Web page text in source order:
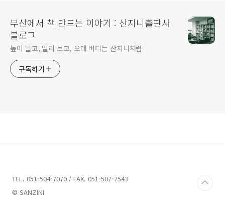
부산에서 책 만드는 이야기 : 산지니출판사
블로그
높이 날고, 멀리 보고, 오래 버티는 산지니처럼
구독하기
TEL. 051-504-7070 / FAX. 051-507-7543
© SANZINI